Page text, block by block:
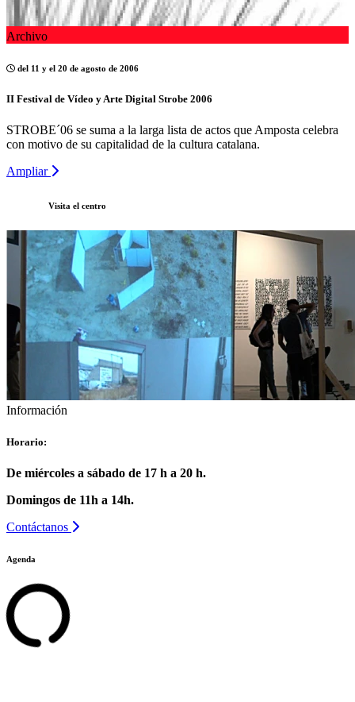
Archivo
del 11 y el 20 de agosto de 2006
II Festival de Vídeo y Arte Digital Strobe 2006
STROBE´06 se suma a la larga lista de actos que Amposta celebra
con motivo de su capitalidad de la cultura catalana.
Ampliar
Visita el centro
Información
Horario:
De miércoles a sábado de 17 h a 20 h.
Domingos de 11h a 14h.
Contáctanos
Agenda